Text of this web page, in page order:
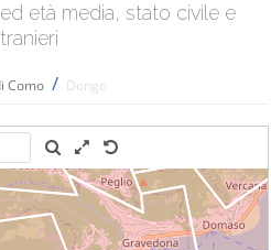
età media, stato civile e
Como / Dongo